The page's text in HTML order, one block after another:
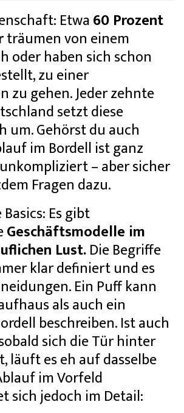
Etwa60 Prozent
träumen von einem
oder haben sich schon
zu einer
zu gehen. Jeder zehnte
setzt diese
um. Gehörst du auch
im Bordell ist ganz
– aber sicher
Fragen dazu.
Es gibt
Geschäftsmodelle im
Lust.Die Begriffe
klar definiert und es
Ein Puff kann
als auch ein
beschreiben. Ist auch
sich die Tür hinter
läuft es eh auf dasselbe
im Vorfeld
sich jedoch im Detail: